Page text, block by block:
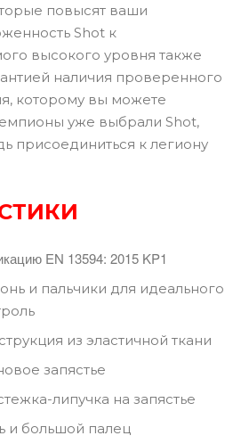
повысят ваши
Shot к
высокого уровня также
наличия проверенного
которому вы можете
уже выбрали Shot,
присоединиться к легиону
EN 13594: 2015 KP1
и пальчики для идеального
из эластичной ткани
запястье
липучка на запястье
и большой палец